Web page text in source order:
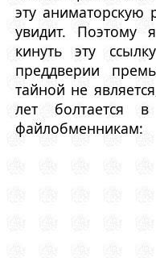
эту аниматорскую
увидит. Поэтому
кинуть эту
преддверии
тайной не
лет болтается
файлобменникам: